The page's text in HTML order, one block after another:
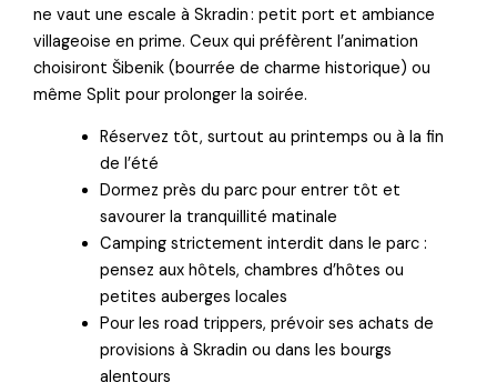
ne vaut une escale à Skradin : petit port et ambiance
villageoise en prime. Ceux qui préfèrent l’animation
choisiront Šibenik (bourrée de charme historique) ou
même Split pour prolonger la soirée.
Réservez tôt, surtout au printemps ou à la fin
de l’été
Dormez près du parc pour entrer tôt et
savourer la tranquillité matinale
Camping strictement interdit dans le parc :
pensez aux hôtels, chambres d’hôtes ou
petites auberges locales
Pour les road trippers, prévoir ses achats de
provisions à Skradin ou dans les bourgs
alentours